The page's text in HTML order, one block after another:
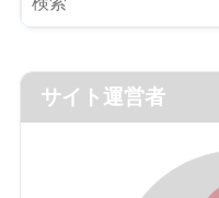
サイト運営者